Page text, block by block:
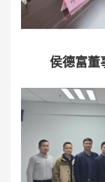
侯德富董